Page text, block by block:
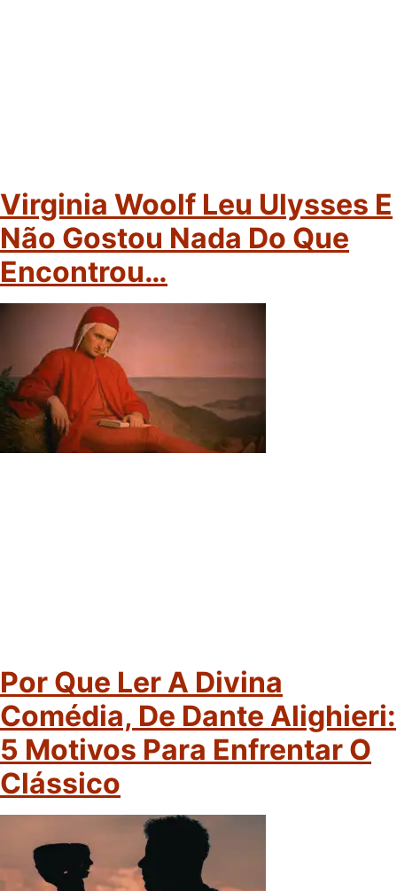
Virginia Woolf Leu Ulysses E
Não Gostou Nada Do Que
Encontrou…
Por Que Ler A Divina
Comédia, De Dante Alighieri:
5 Motivos Para Enfrentar O
Clássico